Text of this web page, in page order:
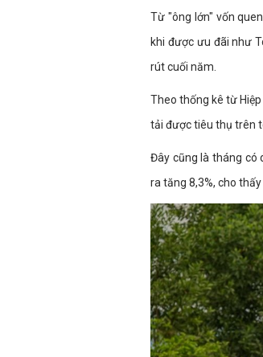
Từ "ông lớn" vốn
khi được ưu đãi như
rút cuối năm.
Theo thống kê từ
tải được tiêu thụ trên
Đây cũng là tháng có
ra tăng 8,3%, cho